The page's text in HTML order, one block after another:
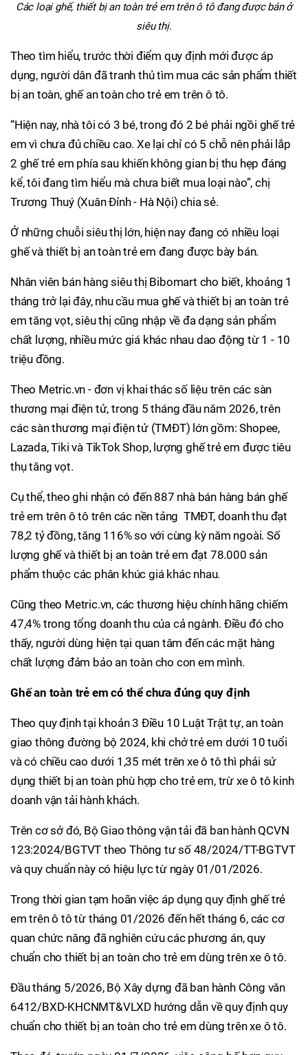
Các loại ghế, thiết bị an toàn trẻ em trên ô tô đang được bán ở
siêu thị.
Theo tìm hiểu, trước thời điểm quy định mới được áp
dụng, người dân đã tranh thủ tìm mua các sản phẩm thiết
bị an toàn, ghế an toàn cho trẻ em trên ô tô.
“Hiện nay, nhà tôi có 3 bé, trong đó 2 bé phải ngồi ghế trẻ
em vì chưa đủ chiều cao. Xe lại chỉ có 5 chỗ nên phải lắp
2 ghế trẻ em phía sau khiến không gian bị thu hẹp đáng
kể, tôi đang tìm hiểu mà chưa biết mua loại nào”, chị
Trương Thuý (Xuân Đỉnh - Hà Nội) chia sẻ.
Ở những chuỗi siêu thị lớn, hiện nay đang có nhiều loại
ghế và thiết bị an toàn trẻ em đang được bày bán.
Nhân viên bán hàng siêu thị Bibomart cho biết, khoảng 1
tháng trở lại đây, nhu cầu mua ghế và thiết bị an toàn trẻ
em tăng vọt, siêu thị cũng nhập về đa dạng sản phẩm
chất lượng, nhiều mức giá khác nhau dao động từ 1 - 10
triệu đồng.
Theo Metric.vn - đơn vị khai thác số liệu trên các sàn
thương mại điện tử, trong 5 tháng đầu năm 2026, trên
các sàn thương mại điện tử (TMĐT) lớn gồm: Shopee,
Lazada, Tiki và TikTok Shop, lượng ghế trẻ em được tiêu
thụ tăng vọt.
Cụ thể, theo ghi nhận có đến 887 nhà bán hàng bán ghế
trẻ em trên ô tô trên các nền tảng TMĐT, doanh thu đạt
78,2 tỷ đồng, tăng 116% so với cùng kỳ năm ngoài. Số
lượng ghế và thiết bị an toàn trẻ em đạt 78.000 sản
phẩm thuộc các phân khúc giá khác nhau.
Cũng theo Metric.vn, các thương hiệu chính hãng chiếm
47,4% trong tổng doanh thu của cả ngành. Điều đó cho
thấy, người dùng hiện tại quan tâm đến các mặt hàng
chất lượng đảm bảo an toàn cho con em mình.
Ghế an toàn trẻ em có thể chưa đúng quy định
Theo quy định tại khoản 3 Điều 10 Luật Trật tự, an toàn
giao thông đường bộ 2024, khi chở trẻ em dưới 10 tuổi
và có chiều cao dưới 1,35 mét trên xe ô tô thì phải sử
dụng thiết bị an toàn phù hợp cho trẻ em, trừ xe ô tô kinh
doanh vận tải hành khách.
Trên cơ sở đó, Bộ Giao thông vận tải đã ban hành QCVN
123:2024/BGTVT theo Thông tư số 48/2024/TT-BGTVT
và quy chuẩn này có hiệu lực từ ngày 01/01/2026.
Trong thời gian tạm hoãn việc áp dụng quy định ghế trẻ
em trên ô tô từ tháng 01/2026 đến hết tháng 6, các cơ
quan chức năng đã nghiên cứu các phương án, quy
chuẩn cho thiết bị an toàn cho trẻ em dùng trên xe ô tô.
Đầu tháng 5/2026, Bộ Xây dựng đã ban hành Công văn
6412/BXD-KHCNMT&VLXD hướng dẫn về quy định quy
chuẩn cho thiết bị an toàn cho trẻ em dùng trên xe ô tô.